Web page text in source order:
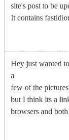
site's post to be
It contains
Hey just wanted
a
few of the
but I think its a
browsers and